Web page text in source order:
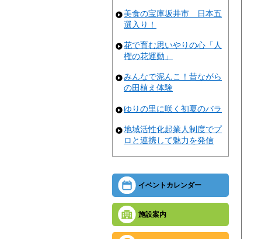
美食の宝庫坂井市 日本五
選入り！
花で育む思いやりの心「人
権の花運動」
みんなで泥んこ！昔ながら
の田植え体験
ゆりの里に咲く初夏のバラ
地域活性化起業人制度でプ
ロと連携して魅力を発信
イベントカレンダー
施設案内